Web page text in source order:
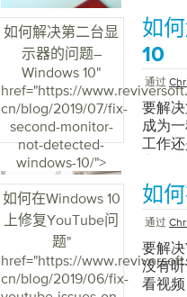
或外
重新
决。
脑均
载驱
致
选项
算机
并禁
机并
动程
驱动
动程
5：修
问题
在此
会破
册表
作，
有一
烁，
电缆
序 如
提供
描系
的制
序正确
确弹
棒。
选项
查磁
行下
开始
身份
在 （
换。
作。
器，
端口
重新
疑难
如何解决第二台显
示器的问题–
Windows 10"
href="https://
cn/blog/2019/07/fix-
second-monitor-
not-detected-
windows-10/">
如
10
通过
要解
成为
工作
新启
的最
帮助
示器
可以
电缆
骤3：
如何在Windows 10
上修复YouTube问
题"
href="https://
cn/blog/2019/06/fix-
如
通过
要解
没有
看视